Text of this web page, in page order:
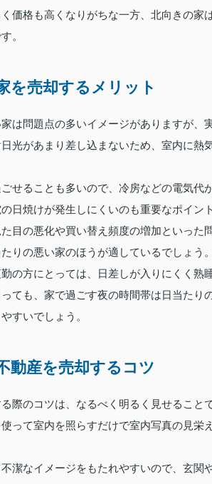
価格も高くなりがちな一方、北向きの家
。
を売却するメリット
は問題点の多いイメージがありますが、
光があまり差し込まないため、室内に熱
せることも多いので、冷房などの電気代
日焼けが発生しにくいのも重要なポイント
目の悪化や買い替え頻度の増加といった
りの悪い家のほうが適しているでしょう。
の方にとっては、日差しが入りにくく熟
ても、家で過ごす夜の時間帯は日当たり
すいでしょう。
動産を売却するコツ
際のコツは、なるべく明るく見せることで
って室内を照らすだけで室内写真の見栄
潔なイメージをもたれやすいので、玄関